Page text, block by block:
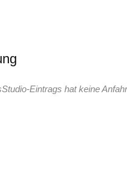
Eintrags hat keine